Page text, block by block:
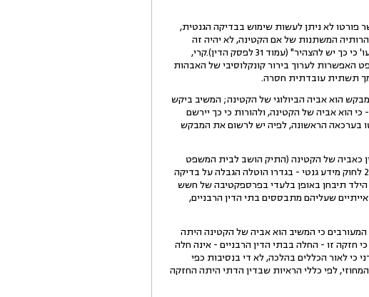
פורטו לא ניתן לעשות שימוש בבדיקה הגנטית,
המשתנות של אם הקטינה, לא יהיה זה
לטובתה ויתכן כי אף יפגע בכשרותה להינשא בהגיעה לבגרות, אם יוצהר כאביה, זה אשר הראיות 'הצביעו' כי כך יש להצהיר" (עמוד 31 לפסק הדין).קרי,
האפשרות לערוך בירור קונקלוסיבי של האבהות
תשתית עובדתית חסרה.
הוא אביה הביולוגי של הקטינה; המשיב ביקש
הוא אביה של הקטינה, ולהורות כי כך יירשם
בערכאה הראשונה, לפיה יש לרשום את המבקש
כאביה של הקטינה (התיק הושב לבית המשפט
לענייני משפחה על מנת שיפקח על האופן בו יוסבר הדבר לקטינה). בין היתר הוטעם, כי אין בתיקון 2008 לחוק מידע גנטי - בגדרו הוטלה הגבלה על בדיקה
תיבחן באופן בלעדי בפרספקטיבה של חשש
שעליהם מתבססים בתי הדין הרבניים,
כי המשיב הוא אביה של הקטינה היתה
חזקה זו - החלה בבתי הדין הרבניים - אינה חלה
לשאלה זו, סבורני כי לאור הכללים בהלכה, לא די בנסיבות כפי
(עמוד 35); קרי, לשיטת בית המשפט המחוזי, לפי כללי הראיות שבדין הדתי היתה החזקה